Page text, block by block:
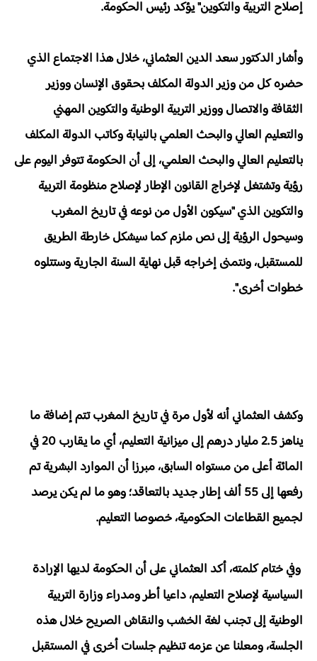
إصلاح التربية والتكوين" يؤكد رئيس الحكومة.
وأشار الدكتور سعد الدين العثماني، خلال هذا الاجتماع الذي
حضره كل من وزير الدولة المكلف بحقوق الإنسان ووزير
الثقافة والاتصال ووزير التربية الوطنية والتكوين المهني
والتعليم العالي والبحث العلمي بالنيابة وكاتب الدولة المكلف
بالتعليم العالي والبحث العلمي، إلى أن الحكومة تتوفر اليوم على
رؤية وتشتغل لإخراج القانون الإطار لإصلاح منظومة التربية
والتكوين الذي "سيكون الأول من نوعه في تاريخ المغرب
وسيحول الرؤية إلى نص ملزم كما سيشكل خارطة الطريق
للمستقبل، ونتمنى إخراجه قبل نهاية السنة الجارية وستتلوه
خطوات أخرى".
وكشف العثماني أنه لأول مرة في تاريخ المغرب تتم إضافة ما
يناهز 2.5 مليار درهم إلى ميزانية التعليم، أي ما يقارب 20 في
المائة أعلى من مستواه السابق، مبرزا أن الموارد البشرية تم
رفعها إلى 55 ألف إطار جديد بالتعاقد؛ وهو ما لم يكن يرصد
لجميع القطاعات الحكومية، خصوصا التعليم.
وفي ختام كلمته، أكد العثماني على أن الحكومة لديها الإرادة
السياسية لإصلاح التعليم، داعيا أطر ومدراء وزارة التربية
الوطنية إلى تجنب لغة الخشب والنقاش الصريح خلال هذه
الجلسة، ومعلنا عن عزمه تنظيم جلسات أخرى في المستقبل